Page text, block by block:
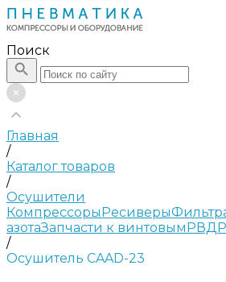
Поиск
Главная
/
Каталог товаров
/
Осушители
КомпрессорыРесиверы
азотаЗапчасти к винтовымРВД
/
Осушитель CAAD-23